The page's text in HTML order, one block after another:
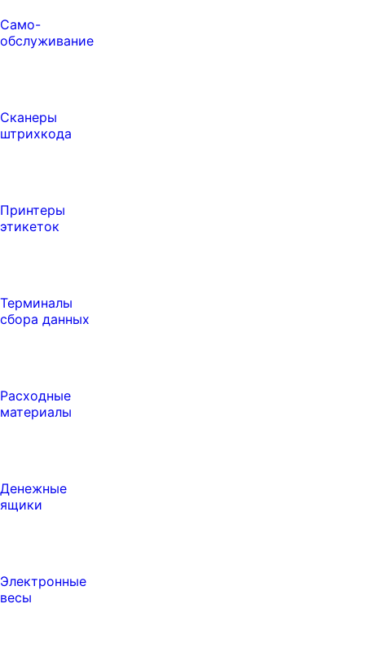
Само-
обслуживание
Сканеры
штрихкода
Принтеры
этикеток
Терминалы
сбора данных
Расходные
материалы
Денежные
ящики
Электронные
весы